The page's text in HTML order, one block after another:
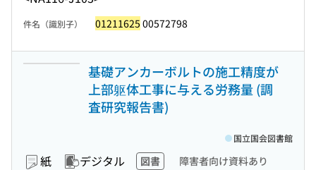
件名（識別子） 01211625 00572798
基礎アンカーボルトの施工精度が
上部躯体工事に与える労務量 (調
査研究報告書)
紙 デジタル 図書 障害者向け資料あり
国立国会図書館